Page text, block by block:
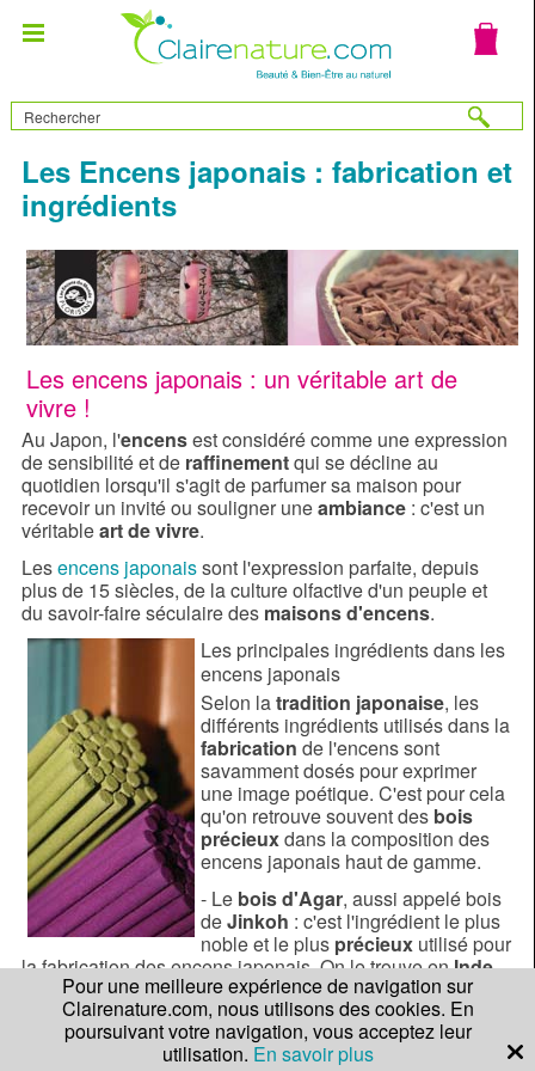
Les Encens japonais : fabrication et
ingrédients
Les encens japonais : un véritable art de
vivre !
Au Japon, l'encensest considéré comme une expression
de sensibilité et de raffinementqui se décline au
quotidien lorsqu'il s'agit de parfumer sa maison pour
recevoir un invité ou souligner uneambiance : c'est un
véritableart de vivre.
Lesencens japonaissont l'expression parfaite, depuis
plus de 15 siècles, de la culture olfactive d'un peuple et
du savoir-faire séculaire des maisons d'encens.
Les principales ingrédients dans les
encens japonais
Selon latradition japonaise, les
différents ingrédients utilisés dans la
fabrication de l'encens sont
savamment dosés pour exprimer
une image poétique. C'est pour cela
qu'on retrouve souvent des bois
précieuxdans la composition des
encens japonais haut de gamme.
- Le bois d'Agar, aussi appelé bois
deJinkoh : c'est l'ingrédient le plus
noble et le plus précieuxutilisé pour
la fabrication des encens japonais. On le trouve enInde,
au Myanmar, au Laos, auBouthan, en Malaisie, en
Thaïlande et au Vietnam. On utilise sa partie la plus riche
en sève, soit tel quel en petis morceaux que l'on chauffe
pour en exhaler leparfum, soit incorporé dans les
Pour une meilleure expérience de navigation sur
Clairenature.com, nous utilisons des cookies. En
poursuivant votre navigation, vous acceptez leur
utilisation. En savoir plus